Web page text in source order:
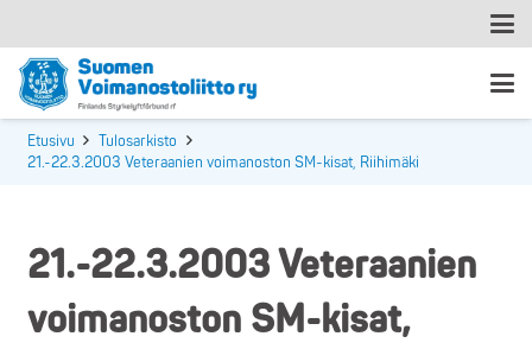
Etusivu
Tulosarkisto
21.-22.3.2003 Veteraanien voimanoston SM-kisat, Riihimäki
21.-22.3.2003 Veteraanien
voimanoston SM-kisat,